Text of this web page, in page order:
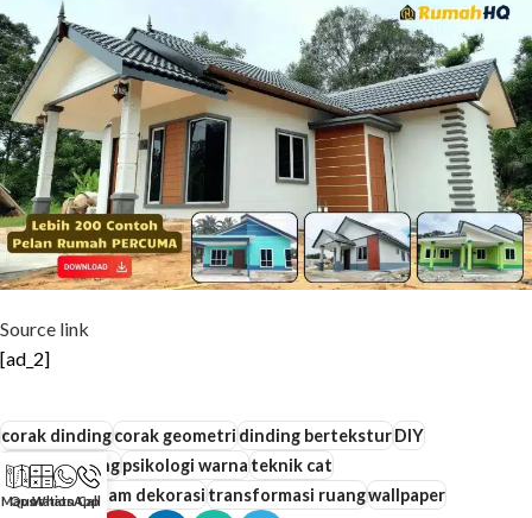
Source link
[ad_2]
corak dindingcorak geometridinding berteksturDIY
hiasan dindingpsikologi warnateknik cat
teknologi dalam dekorasitransformasi ruangwallpaper
Maps
Quotation
WhatsApp
Call